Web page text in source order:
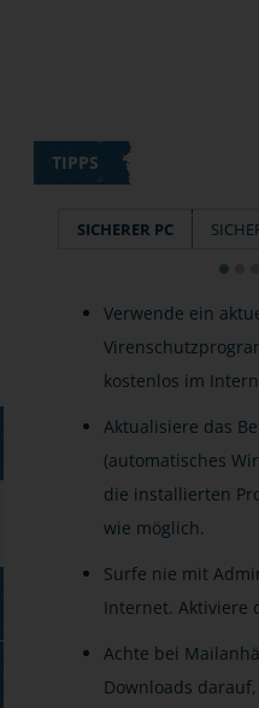
TIPPS
SICHERER PC
Verwende ein
kostenlos im
Aktualisiere das
(automatisches
die installierten
wie möglich.
Surfe nie mit
Internet. Aktiviere
Achte bei
Downloads